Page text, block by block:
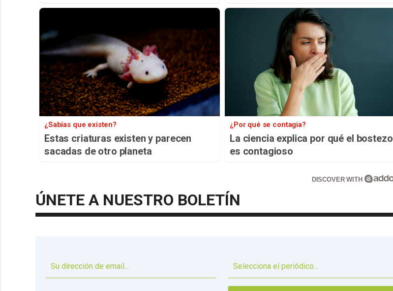
¿Sabías que existen?
Estas criaturas existen y parecen
sacadas de otro planeta
¿Por qué se contagia?
La ciencia explica por qué el bostezo
es contagioso
DISCOVER WITH
ÚNETE A NUESTRO BOLETÍN